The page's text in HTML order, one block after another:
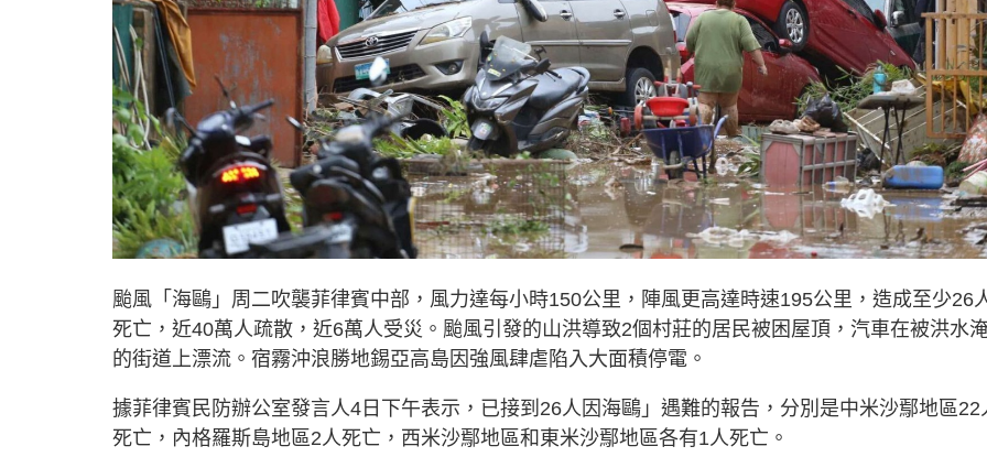
颱風「海鷗」周二吹襲菲律賓中部，風力達每小時150公里，陣風更高達時速195公里，造成至少26
死亡，近40萬人疏散，近6萬人受災。颱風引發的山洪導致2個村莊的居民被困屋頂，汽車在被洪水
的街道上漂流。宿霧沖浪勝地錫亞高島因強風肆虐陷入大面積停電。
據菲律賓民防辦公室發言人4日下午表示，已接到26人因海鷗」遇難的報告，分別是中米沙鄢地區22
死亡，內格羅斯島地區2人死亡，西米沙鄢地區和東米沙鄢地區各有1人死亡。